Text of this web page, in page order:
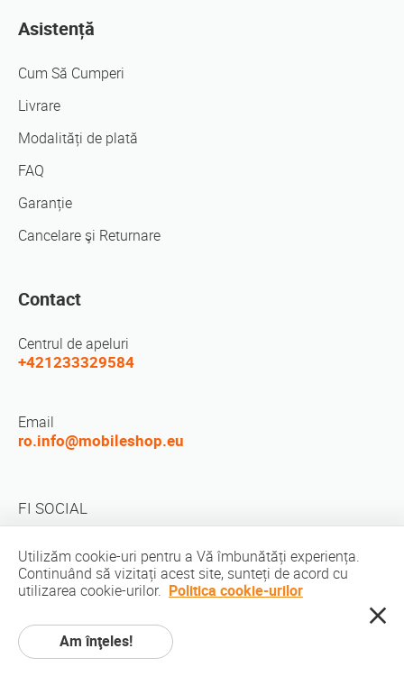
Asistență
Cum Să Cumperi
Livrare
Modalități de plată
FAQ
Garanție
Cancelare şi Returnare
Contact
Centrul de apeluri
+421233329584
Email
ro.info@mobileshop.eu
FI SOCIAL
Drepturi de autor © 2010-2026 MobileShop.eu. Toate drepturile rezervate.
Toate imaginile produselor de pe site sunt proprietatea Mobileshop.eu | Web
Utilizăm cookie-uri pentru a Vă îmbunătăți experiența.
Continuând să vizitați acest site, sunteți de acord cu
utilizarea cookie-urilor. Politica cookie-urilor
Am înţeles!